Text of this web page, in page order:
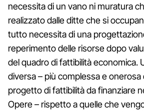
necessita di un vano ni muratura
realizzato dalle ditte che si
tutto necessita di una
reperimento delle risorse dopo
del quadro di fattibilità economica.
diversa – più complessa e
progetto di fattibilità da finanziare
Opere – rispetto a quelle che